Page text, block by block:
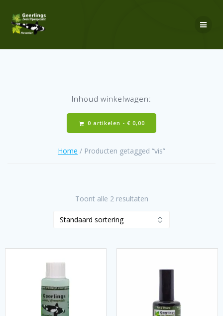
Inhoud winkelwagen:
0 artikelen - € 0,00
Home / Producten getagged “vis”
Toont alle 2 resultaten